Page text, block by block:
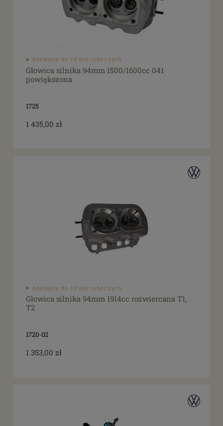
dostępny do 10 dni roboczych
Głowica silnika 94mm 1500/1600cc 041
powiększona
1725
1 435,00 zł
dostępny do 10 dni roboczych
Głowica silnika 94mm 1914cc rozwiercana T1,
T2
1720-02
1 353,00 zł